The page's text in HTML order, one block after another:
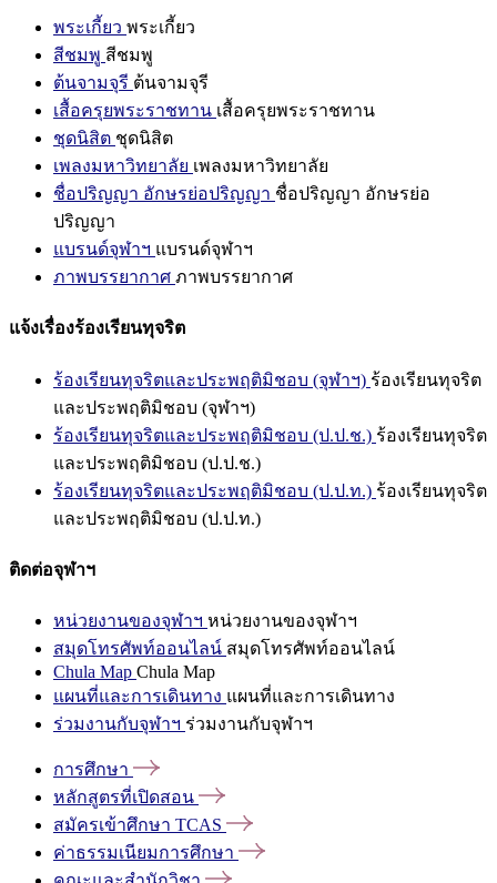
พระเกี้ยว พระเกี้ยว
สีชมพู สีชมพู
ต้นจามจุรี ต้นจามจุรี
เสื้อครุยพระราชทาน เสื้อครุยพระราชทาน
ชุดนิสิต ชุดนิสิต
เพลงมหาวิทยาลัย เพลงมหาวิทยาลัย
ชื่อปริญญา อักษรย่อปริญญา ชื่อปริญญา อักษรย่อ
ปริญญา
แบรนด์จุฬาฯ แบรนด์จุฬาฯ
ภาพบรรยากาศ ภาพบรรยากาศ
แจ้งเรื่องร้องเรียนทุจริต
ร้องเรียนทุจริตและประพฤติมิชอบ (จุฬาฯ) ร้องเรียนทุจริต
และประพฤติมิชอบ (จุฬาฯ)
ร้องเรียนทุจริตและประพฤติมิชอบ (ป.ป.ช.) ร้องเรียนทุจริต
และประพฤติมิชอบ (ป.ป.ช.)
ร้องเรียนทุจริตและประพฤติมิชอบ (ป.ป.ท.) ร้องเรียนทุจริต
และประพฤติมิชอบ (ป.ป.ท.)
ติดต่อจุฬาฯ
หน่วยงานของจุฬาฯ หน่วยงานของจุฬาฯ
สมุดโทรศัพท์ออนไลน์ สมุดโทรศัพท์ออนไลน์
Chula Map Chula Map
แผนที่และการเดินทาง แผนที่และการเดินทาง
ร่วมงานกับจุฬาฯ ร่วมงานกับจุฬาฯ
การศึกษา
หลักสูตรที่เปิดสอน
สมัครเข้าศึกษา TCAS
ค่าธรรมเนียมการศึกษา